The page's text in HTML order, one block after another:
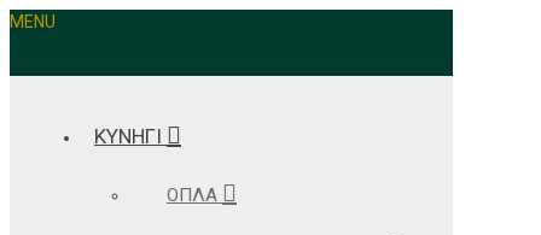
MENU
ΚΥΝΗΓΙ
ΌΠΛΑ